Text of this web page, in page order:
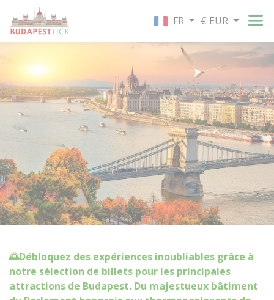
FR € EUR
🌅Débloquez des expériences inoubliables grâce à
notre sélection de billets pour les principales
attractions de Budapest. Du majestueux bâtiment